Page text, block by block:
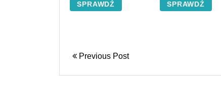
SPRAWDŹ SPRAWDŹ
Previous Post